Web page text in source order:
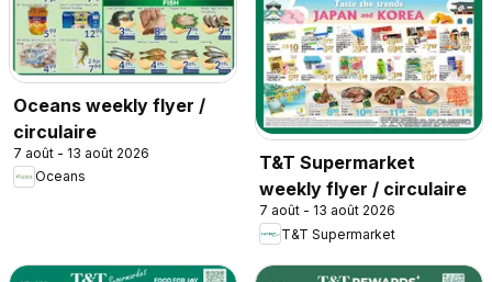
Oceans weekly flyer /
circulaire
7 août - 13 août 2026
Oceans
T&T Supermarket
weekly flyer / circulaire
7 août - 13 août 2026
T&T Supermarket